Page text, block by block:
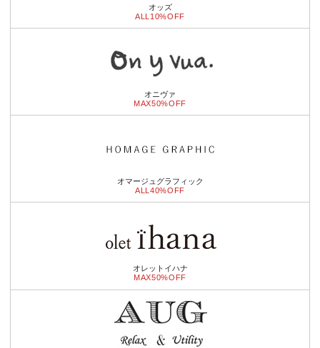
オッズ
ALL10%OFF
オニヴァ
MAX50%OFF
オマージュグラフィック
ALL40%OFF
オレットイハナ
MAX50%OFF